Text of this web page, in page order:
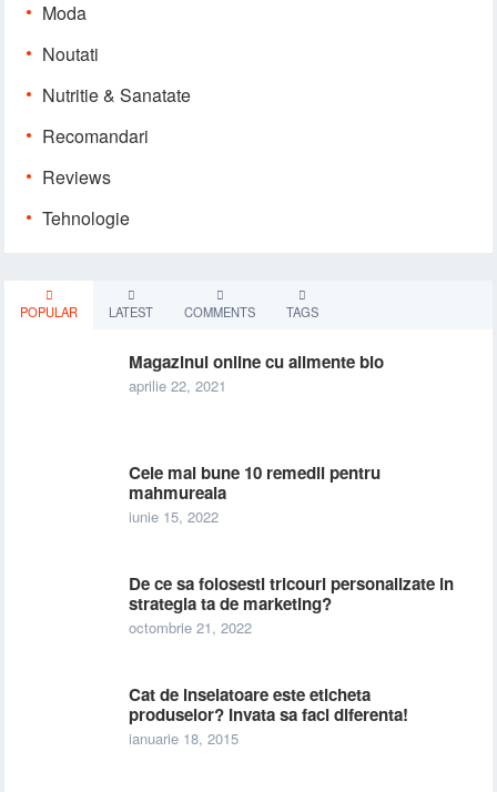
Moda
Noutati
Nutritie & Sanatate
Recomandari
Reviews
Tehnologie
POPULAR LATEST COMMENTS TAGS
Magazinul online cu alimente bio
aprilie 22, 2021
Cele mai bune 10 remedii pentru
mahmureala
iunie 15, 2022
De ce sa folosesti tricouri personalizate in
strategia ta de marketing?
octombrie 21, 2022
Cat de inselatoare este eticheta
produselor? Invata sa faci diferenta!
ianuarie 18, 2015